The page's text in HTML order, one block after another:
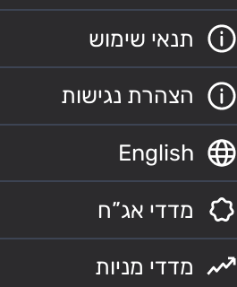
תנאי שימוש
הצהרת נגישות
English
מדדי אג”ח
מדדי מניות